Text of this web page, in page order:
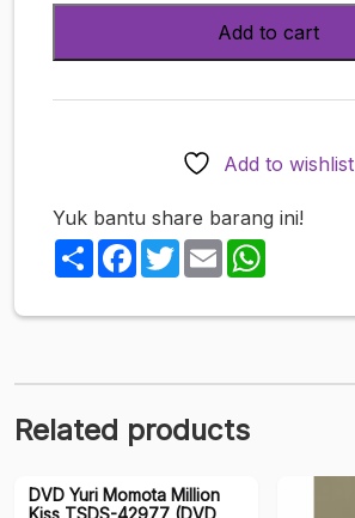
December
Amau
quantity
Add to cart
Add to wishlist
Yuk bantu share barang ini!
ShareFacebook
TwitterEmail
Related products
DVD Yuri Momota Million